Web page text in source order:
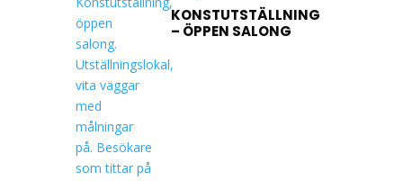
KONSTUTSTÄLLNING
– ÖPPEN SALONG